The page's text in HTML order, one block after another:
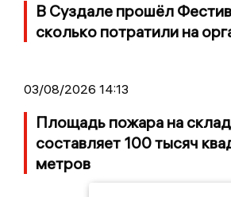
В Суздале прошёл
сколько потратили на
03/08/2026 14:13
Площадь пожара на
составляет 100 тысяч
метров